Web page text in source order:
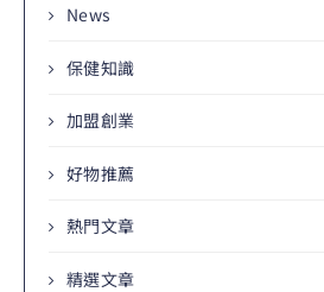
News
保健知識
加盟創業
好物推薦
熱門文章
精選文章